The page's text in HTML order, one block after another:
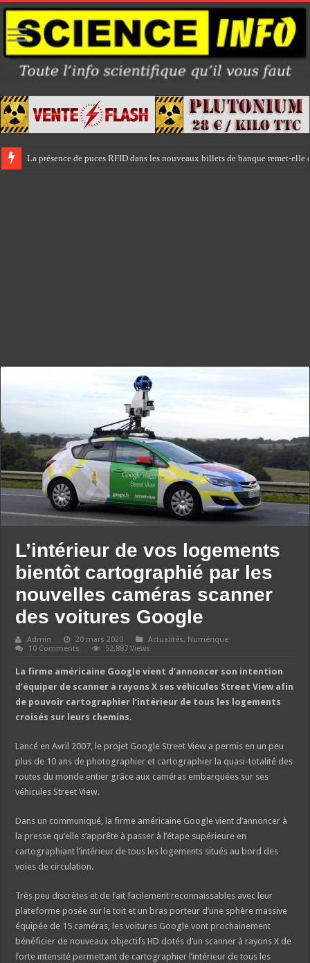
La présence de puces RFID dans les nouveaux billets de banque remet-
L’intérieur de vos logements
bientôt cartographié par les
nouvelles caméras scanner
des voitures Google
Admin 20 mars 2020 Actualités, Numérique
10 Comments
52,887 Views
La firme américaine Google vient d’annoncer son intention
d’équiper de scanner à rayons X ses véhicules Street View afin
de pouvoir cartographier l’intérieur de tous les logements
croisés sur leurs chemins.
Lancé en Avril 2007, le projet Google Street View a permis en un peu
plus de 10 ans de photographier et cartographier la quasi-totalité des
routes du monde entier grâce aux caméras embarquées sur ses
véhicules Street View.
Dans un communiqué, la firme américaine Google vient d’annoncer à
la presse qu’elle s’apprête à passer à l’étape supérieure en
cartographiant l’intérieur de tous les logements situés au bord des
voies de circulation.
Très peu discrètes et de fait facilement reconnaissables avec leur
plateforme posée sur le toit et un bras porteur d’une sphère massive
équipée de 15 caméras, les voitures Google vont prochainement
bénéficier de nouveaux objectifs HD dotés d’un scanner à rayons X de
forte intensité permettant de cartographier l’intérieur de tous les